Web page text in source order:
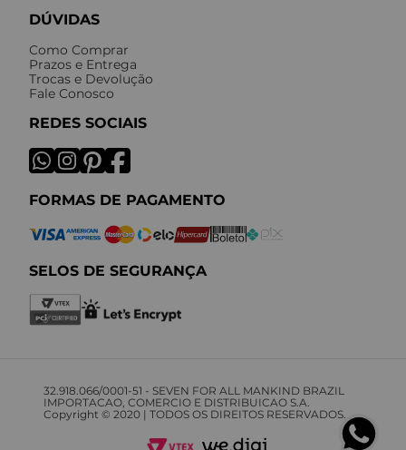
DÚVIDAS
Como Comprar
Prazos e Entrega
Trocas e Devolução
Fale Conosco
REDES SOCIAIS
FORMAS DE PAGAMENTO
SELOS DE SEGURANÇA
32.918.066/0001-51 - SEVEN FOR ALL MANKIND BRAZIL
IMPORTACAO, COMERCIO E DISTRIBUICAO S.A.
Copyright © 2020 | TODOS OS DIREITOS RESERVADOS.